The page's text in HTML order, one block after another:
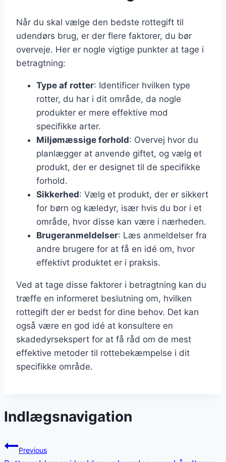
Når du skal vælge den bedste rottegift til
udendørs brug, er der flere faktorer, du bør
overveje. Her er nogle vigtige punkter at tage i
betragtning:
Type af rotter: Identificer hvilken type
rotter, du har i dit område, da nogle
produkter er mere effektive mod
specifikke arter.
Miljømæssige forhold: Overvej hvor du
planlægger at anvende giftet, og vælg et
produkt, der er designet til de specifikke
forhold.
Sikkerhed: Vælg et produkt, der er sikkert
for børn og kæledyr, især hvis du bor i et
område, hvor disse kan være i nærheden.
Brugeranmeldelser: Læs anmeldelser fra
andre brugere for at få en idé om, hvor
effektivt produktet er i praksis.
Ved at tage disse faktorer i betragtning kan du
træffe en informeret beslutning om, hvilken
rottegift der er bedst for dine behov. Det kan
også være en god idé at konsultere en
skadedyrsekspert for at få råd om de mest
effektive metoder til rottebekæmpelse i dit
specifikke område.
Indlægsnavigation
Previous